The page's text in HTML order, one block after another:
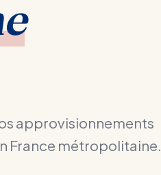
approvisionnements
France métropolitaine.